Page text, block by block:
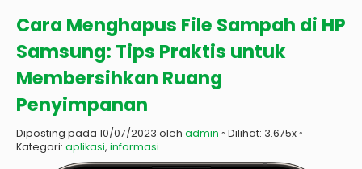
Cara Menghapus File Sampah di HP
Samsung: Tips Praktis untuk
Membersihkan Ruang
Penyimpanan
Diposting pada 10/07/2023 oleh admin ◦ Dilihat: 3.675x ◦
Kategori: aplikasi, informasi